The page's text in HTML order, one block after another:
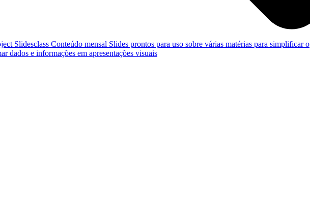
Slidesclass Conteúdo mensal Slides prontos para uso sobre várias matérias para simplificar o
dados e informações em apresentações visuais